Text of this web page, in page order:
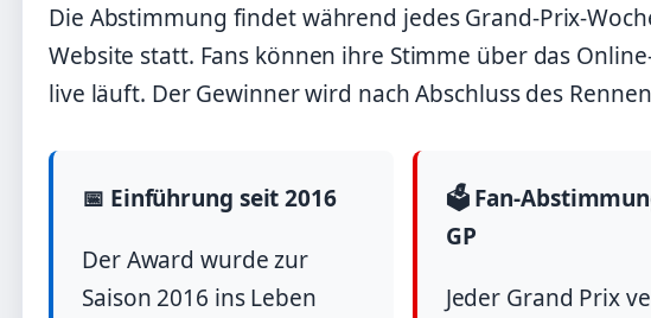
Die Abstimmung findet während jedes Grand-Prix-
Website statt. Fans können ihre Stimme über das
live läuft. Der Gewinner wird nach Abschluss des
📅 Einführung seit 2016
Der Award wurde zur
Saison 2016 ins Leben
🗳️ Fan-
GP
Jeder Grand Prix